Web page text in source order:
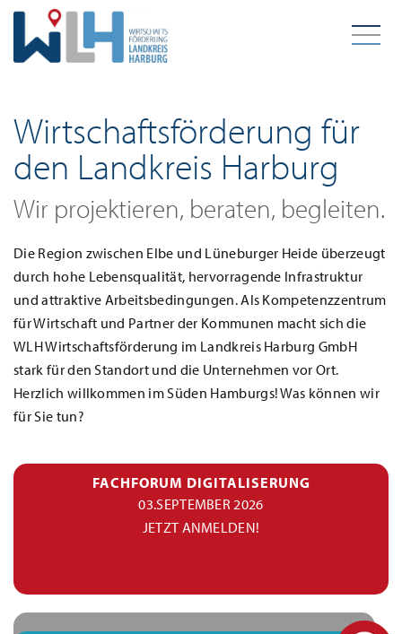
Zum Hauptinhalt springen
Start
Wirtschaftsförderung für
den Landkreis Harburg
Wir projektieren, beraten, begleiten.
Die Region zwischen Elbe und Lüneburger Heide überzeugt
durch hohe Lebensqualität, hervorragende Infrastruktur
und attraktive Arbeitsbedingungen. Als Kompetenzzentrum
für Wirtschaft und Partner der Kommunen macht sich die
WLH Wirtschaftsförderung im Landkreis Harburg GmbH
stark für den Standort und die Unternehmen vor Ort.
Herzlich willkommen im Süden Hamburgs! Was können wir
für Sie tun?
FACHFORUM DIGITALISERUNG
03.SEPTEMBER 2026
JETZT ANMELDEN!